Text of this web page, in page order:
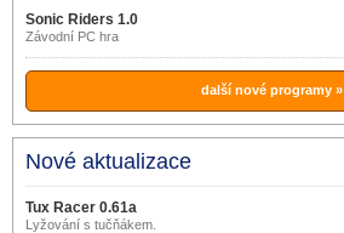
Sonic Riders 1.0
Závodní PC hra
další nové programy »
Nové aktualizace
Tux Racer 0.61a
Lyžování s tučňákem.